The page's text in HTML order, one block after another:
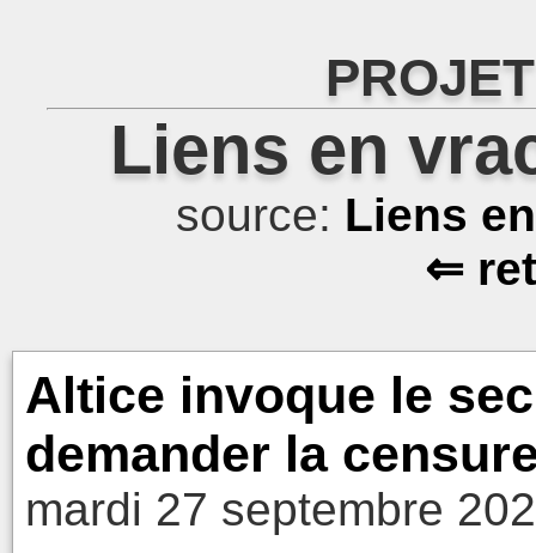
Liens en
source: Liens
⇐
Altice invoque le
demander la
mardi 27 septembre